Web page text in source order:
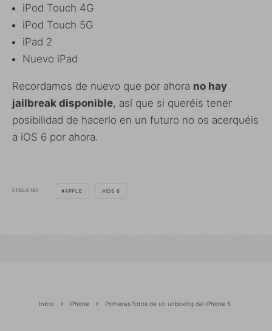
iPod Touch 4G
iPod Touch 5G
iPad 2
Nuevo iPad
Recordamos de nuevo que por ahora no hay
jailbreak disponible, así que si queréis tener
posibilidad de hacerlo en un futuro no os acerquéis
a iOS 6 por ahora.
ETIQUETAS APPLE IOS 6
Inicio iPhone Primeras fotos de un unboxing del iPhone 5